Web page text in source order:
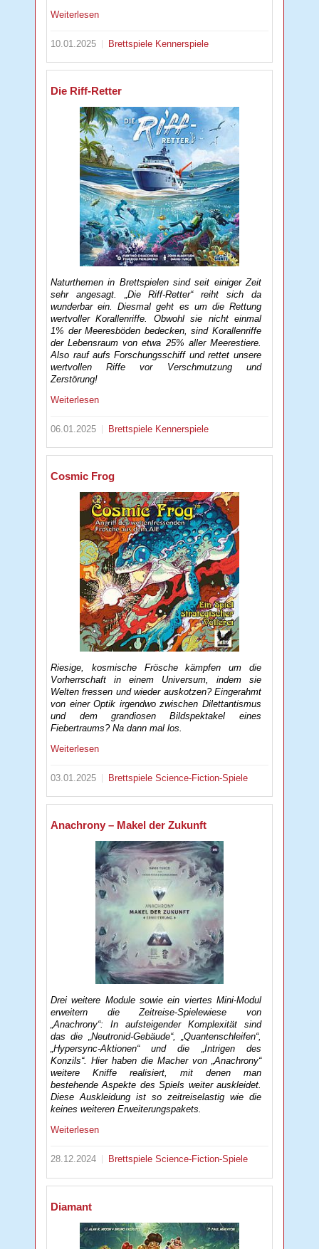
Weiterlesen
10.01.2025 Brettspiele Kennerspiele
Die Riff-Retter
Naturthemen in Brettspielen sind seit einiger Zeit
sehr angesagt. „Die Riff-Retter“ reiht sich da
wunderbar ein. Diesmal geht es um die Rettung
wertvoller Korallenriffe. Obwohl sie nicht einmal
1% der Meeresböden bedecken, sind Korallenriffe
der Lebensraum von etwa 25% aller Meerestiere.
Also rauf aufs Forschungsschiff und rettet unsere
wertvollen Riffe vor Verschmutzung und
Zerstörung!
Weiterlesen
06.01.2025 Brettspiele Kennerspiele
Cosmic Frog
Riesige, kosmische Frösche kämpfen um die
Vorherrschaft in einem Universum, indem sie
Welten fressen und wieder auskotzen? Eingerahmt
von einer Optik irgendwo zwischen Dilettantismus
und dem grandiosen Bildspektakel eines
Fiebertraums? Na dann mal los.
Weiterlesen
03.01.2025 BrettspieleScience-Fiction-Spiele
Anachrony – Makel der Zukunft
Drei weitere Module sowie ein viertes Mini-Modul
erweitern die Zeitreise-Spielewiese von
„Anachrony“: In aufsteigender Komplexität sind
das die „Neutronid-Gebäude“, „Quantenschleifen“,
„Hypersync-Aktionen“ und die „Intrigen des
Konzils“. Hier haben die Macher von „Anachrony“
weitere Kniffe realisiert, mit denen man
bestehende Aspekte des Spiels weiter auskleidet.
Diese Auskleidung ist so zeitreiselastig wie die
keines weiteren Erweiterungspakets.
Weiterlesen
28.12.2024 BrettspieleScience-Fiction-Spiele
Diamant